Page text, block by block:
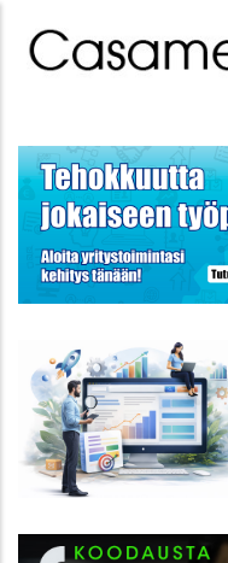
pääsisältöön